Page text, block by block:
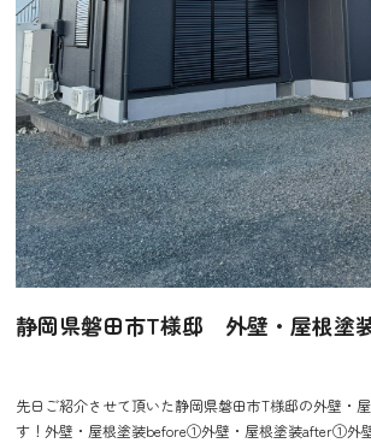
静岡県磐田市T様邸 外壁・屋根塗
先日ご紹介させて頂いた静岡県磐田市T様邸の外壁・
す！外壁・屋根塗装before①外壁・屋根塗装after①外